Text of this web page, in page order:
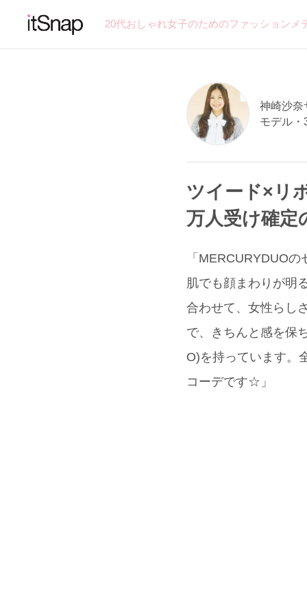
20代おしゃれ女子のためのファッション
神崎沙奈
モデル・
ツイード×リ
万人受け確
「MERCURYDUO
肌でも顔まわりが明
合わせて、女性らし
で、きちんと感を保
O)を持っています。
コーデです☆」